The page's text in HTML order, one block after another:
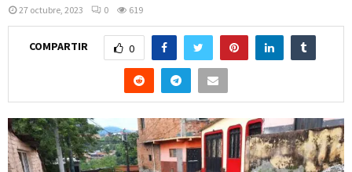
27 octubre, 2023 0 619
COMPARTIR 0